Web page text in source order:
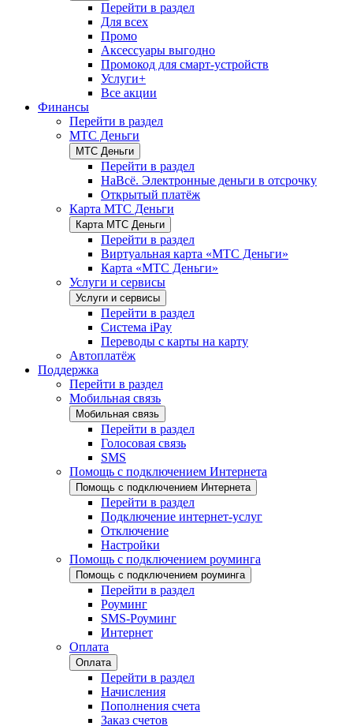
Перейти в раздел
Для всех
Промо
Аксессуары выгодно
Промокод для смарт-устройств
Услуги+
Все акции
Финансы
Перейти в раздел
МТС Деньги
МТС Деньги
Перейти в раздел
НаВсё. Электронные деньги в отсрочку
Открытый платёж
Карта МТС Деньги
Карта МТС Деньги
Перейти в раздел
Виртуальная карта «МТС Деньги»
Карта «МТС Деньги»
Услуги и сервисы
Услуги и сервисы
Перейти в раздел
Система iPay
Переводы с карты на карту
Автоплатёж
Поддержка
Перейти в раздел
Мобильная связь
Мобильная связь
Перейти в раздел
Голосовая связь
SMS
Помощь с подключением Интернета
Помощь с подключением Интернета
Перейти в раздел
Подключение интернет-услуг
Отключение
Настройки
Помощь с подключением роуминга
Помощь с подключением роуминга
Перейти в раздел
Роуминг
SMS-Роуминг
Интернет
Оплата
Оплата
Перейти в раздел
Начисления
Пополнения счета
Заказ счетов